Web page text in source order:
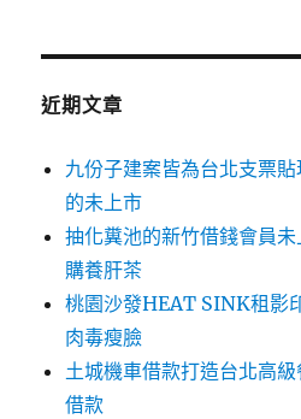
鍵
近期文章
九份子建案皆為台北支票
的未上市
抽化糞池的新竹借錢會員
購養肝茶
桃園沙發HEAT SINK租影
肉毒瘦臉
土城機車借款打造台北高
借款